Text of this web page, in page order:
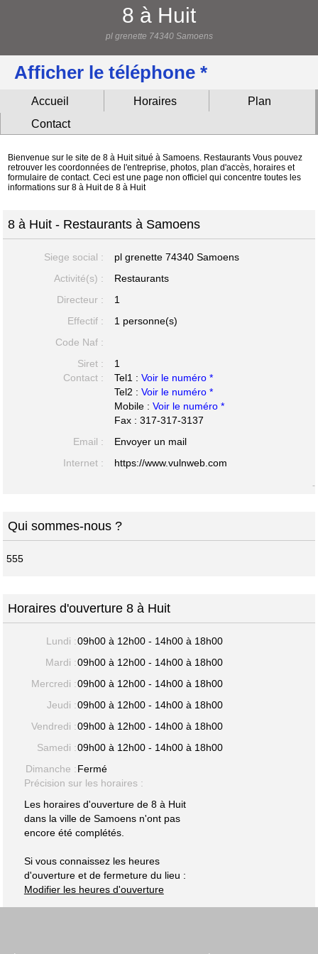
8 à Huit
pl grenette 74340 Samoens
Afficher le téléphone *
Accueil Horaires
Plan
Contact
Bienvenue sur le site de 8 à Huit situé à Samoens. Restaurants Vous pouvez
retrouver les coordonnées de l'entreprise, photos, plan d'accès, horaires et
formulaire de contact. Ceci est une page non officiel qui concentre toutes les
informations sur 8 à Huit de 8 à Huit
8 à Huit - Restaurants à Samoens
Siege social : pl grenette74340 Samoens
Activité(s) :
Restaurants
Directeur :
1
Effectif :
1 personne(s)
Code Naf :
Siret :
1
Contact :
Tel1 :Voir le numéro *
Tel2 :Voir le numéro *
Mobile :Voir le numéro *
Fax : 317-317-3137
Email :
Envoyer un mail
Internet :
https://www.vulnweb.com
-
Qui sommes-nous ?
555
Horaires d'ouverture 8 à Huit
Lundi :09h00 à 12h00 - 14h00 à 18h00
Mardi :09h00 à 12h00 - 14h00 à 18h00
Mercredi :09h00 à 12h00 - 14h00 à 18h00
Jeudi :09h00 à 12h00 - 14h00 à 18h00
Vendredi :09h00 à 12h00 - 14h00 à 18h00
Samedi :09h00 à 12h00 - 14h00 à 18h00
Dimanche :Fermé
Précision sur les horaires :
Les horaires d'ouverture de 8 à Huit
dans la ville de Samoens n'ont pas
encore été complétés.
Si vous connaissez les heures
d'ouverture et de fermeture du lieu :
Modifier les heures d'ouverture